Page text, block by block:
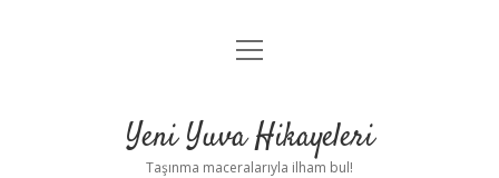
Anasayfa
Yasal Uyarı
menüyü
Yeni Yuva Hikayeleri
Taşınma maceralarıyla ilham bul!